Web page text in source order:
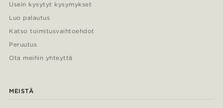
Usein kysytyt kysymykset
Luo palautus
Katso toimitusvaihtoehdot
Peruutus
Ota meihin yhteyttä
MEISTÄ